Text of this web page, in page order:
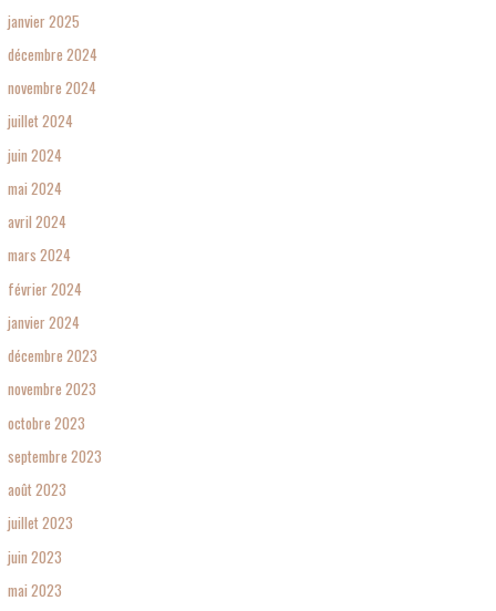
janvier 2025
décembre 2024
novembre 2024
juillet 2024
juin 2024
mai 2024
avril 2024
mars 2024
février 2024
janvier 2024
décembre 2023
novembre 2023
octobre 2023
septembre 2023
août 2023
juillet 2023
juin 2023
mai 2023